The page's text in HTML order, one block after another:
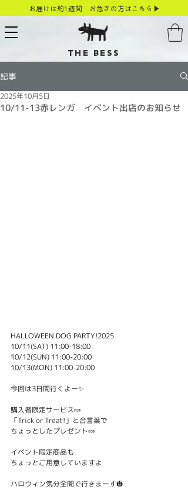
お届けは約1週間 お急ぎの方はこちら▶
THE BESS
記事
10/11-13赤レンガ イベント出店のお知らせ
2025年10月5日
HALLOWEEN DOG PARTY!2025
10/11(SAT) 11:00-18:00
10/12(SUN) 11:00-20:00
10/13(MON) 11:00-20:00
今回は3日間行くよー✨
購入者限定サービス🍬
「Trick or Treat!」と合言葉で
ちょっとしたプレゼント🍬
イベント限定商品も
ちょっとご用意していますよ
ハロウィン気分全開で行きまーす🎃